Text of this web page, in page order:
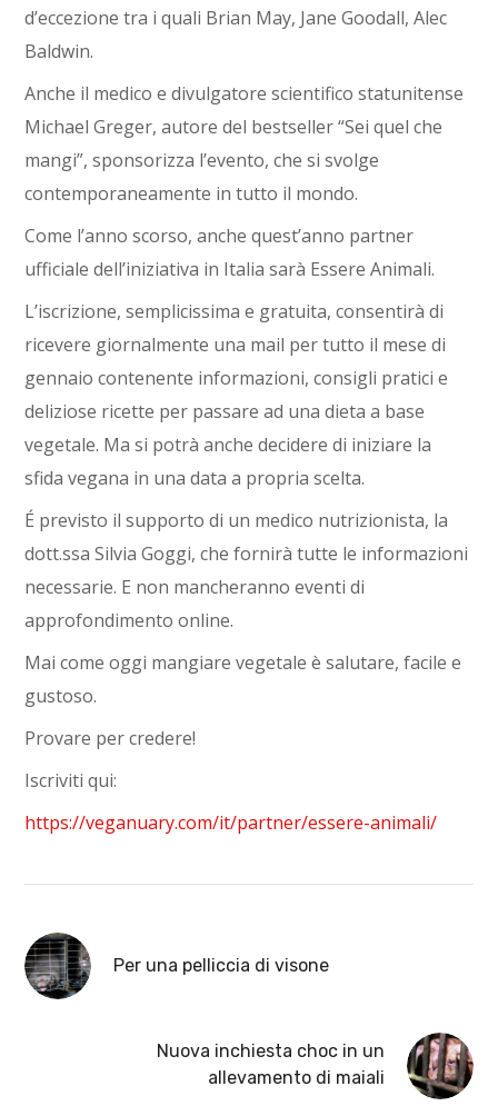
d’eccezione tra i quali Brian May, Jane Goodall, Alec
Baldwin.
Anche il medico e divulgatore scientifico statunitense
Michael Greger, autore del bestseller “Sei quel che
mangi”, sponsorizza l’evento, che si svolge
contemporaneamente in tutto il mondo.
Come l’anno scorso, anche quest’anno partner
ufficiale dell’iniziativa in Italia sarà Essere Animali.
L’iscrizione, semplicissima e gratuita, consentirà di
ricevere giornalmente una mail per tutto il mese di
gennaio contenente informazioni, consigli pratici e
deliziose ricette per passare ad una dieta a base
vegetale. Ma si potrà anche decidere di iniziare la
sfida vegana in una data a propria scelta.
É previsto il supporto di un medico nutrizionista, la
dott.ssa Silvia Goggi, che fornirà tutte le informazioni
necessarie. E non mancheranno eventi di
approfondimento online.
Mai come oggi mangiare vegetale è salutare, facile e
gustoso.
Provare per credere!
Iscriviti qui:
https://veganuary.com/it/partner/essere-animali/
Per una pelliccia di visone
Nuova inchiesta choc in un
allevamento di maiali